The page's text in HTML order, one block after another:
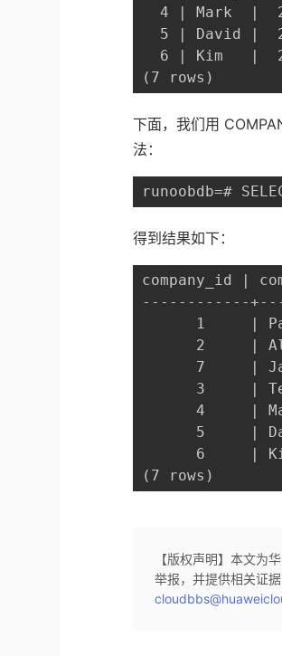
4 | Mark  |
5 | David |
6 | Kim   |
(7 rows)
下面，我们用
法：
runoobdb=#
得到结果如下：
company_id |
------------
1     |
2     |
7     |
3     |
4     |
5     |
6     |
(7 rows)
【版权声明】本文为
举报，并提供相关证